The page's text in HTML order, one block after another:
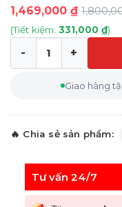
1,469,000 ₫
(Tiết kiệm: 331,000 ₫)
Lọ hoa cầu tròn
Giao hàng
Tư vấn 24/7